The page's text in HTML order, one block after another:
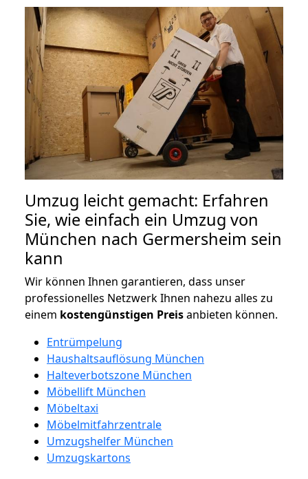
Umzug leicht gemacht: Erfahren
Sie, wie einfach ein Umzug von
München nach Germersheim sein
kann
Wir können Ihnen garantieren, dass unser
professionelles Netzwerk Ihnen nahezu alles zu
einem kostengünstigen Preisanbieten können.
Entrümpelung
Haushaltsauflösung München
Halteverbotszone München
Möbellift München
Möbeltaxi
Möbelmitfahrzentrale
Umzugshelfer München
Umzugskartons